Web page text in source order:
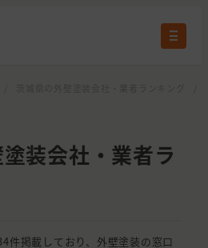
装会社・業者ラ
件掲載しており、外壁塗装の窓口